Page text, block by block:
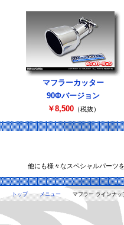
マフラーカッター
90Φバージョン
￥8,500（税抜）
他にも様々なスペシャルパーツ
トップ メニュー マフラー ラインナッ